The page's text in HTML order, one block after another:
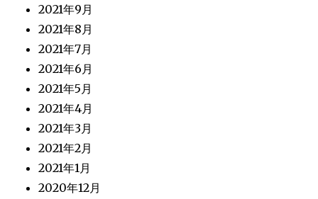
2021年9月
2021年8月
2021年7月
2021年6月
2021年5月
2021年4月
2021年3月
2021年2月
2021年1月
2020年12月